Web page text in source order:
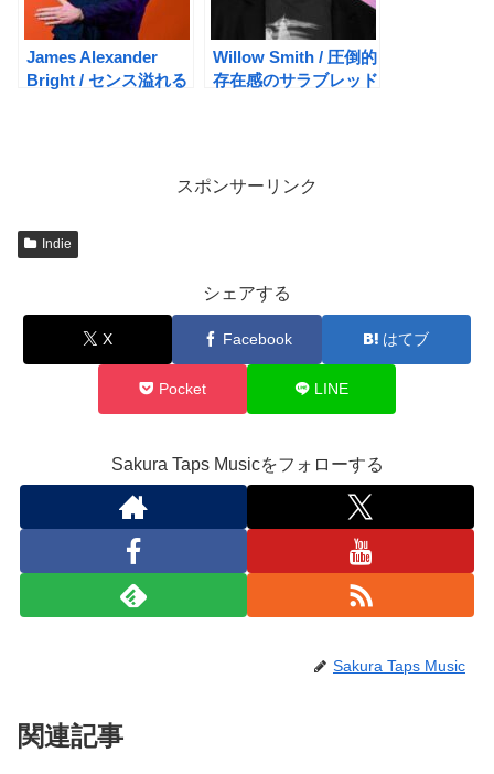
James Alexander
Bright / センス溢れる
Willow Smith / 圧倒的
存在感のサラブレッド
スポンサーリンク
Indie
シェアする
X Facebook はてブ
Pocket LINE
Sakura Taps Musicをフォローする
Sakura Taps Music
関連記事